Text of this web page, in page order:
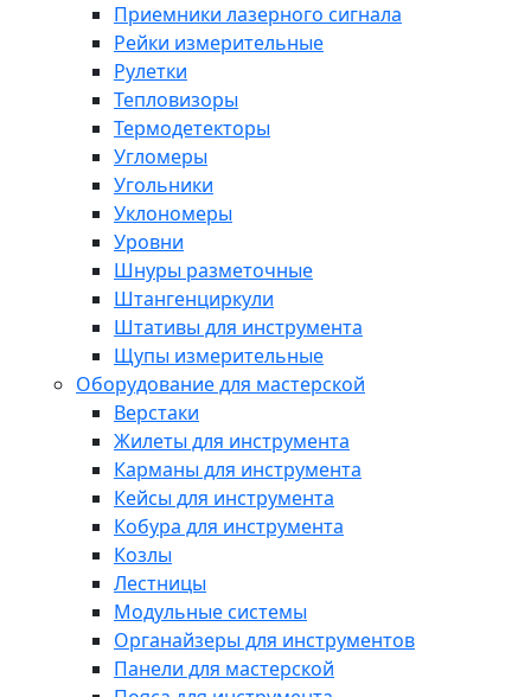
Приемники лазерного сигнала
Рейки измерительные
Рулетки
Тепловизоры
Термодетекторы
Угломеры
Угольники
Уклономеры
Уровни
Шнуры разметочные
Штангенциркули
Штативы для инструмента
Щупы измерительные
Оборудование для мастерской
Верстаки
Жилеты для инструмента
Карманы для инструмента
Кейсы для инструмента
Кобура для инструмента
Козлы
Лестницы
Модульные системы
Органайзеры для инструментов
Панели для мастерской